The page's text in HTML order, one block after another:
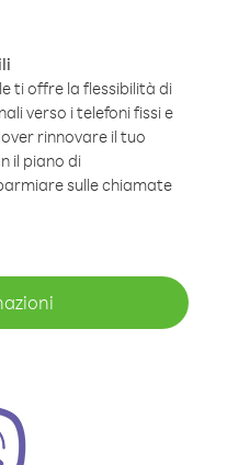
ti offre la flessibilità di
verso i telefoni fissi e
rinnovare il tuo
il piano di
sulle chiamate